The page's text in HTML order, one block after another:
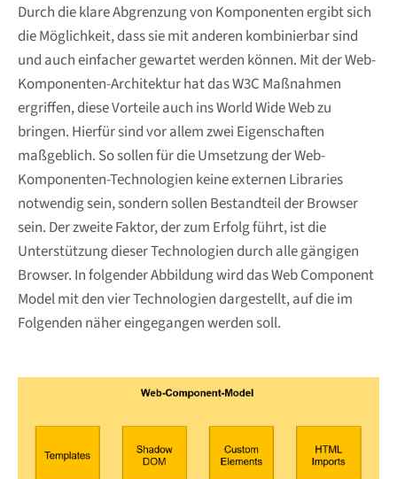
Durch die klare Abgrenzung von Komponenten ergibt sich
die Möglichkeit, dass sie mit anderen kombinierbar sind
und auch einfacher gewartet werden können. Mit der Web-
Komponenten-Architektur hat das W3C Maßnahmen
ergriffen, diese Vorteile auch ins World Wide Web zu
bringen. Hierfür sind vor allem zwei Eigenschaften
maßgeblich. So sollen für die Umsetzung der Web-
Komponenten-Technologien keine externen Libraries
notwendig sein, sondern sollen Bestandteil der Browser
sein. Der zweite Faktor, der zum Erfolg führt, ist die
Unterstützung dieser Technologien durch alle gängigen
Browser. In folgender Abbildung wird das Web Component
Model mit den vier Technologien dargestellt, auf die im
Folgenden näher eingegangen werden soll.